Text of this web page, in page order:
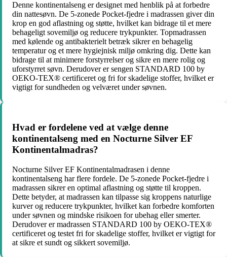
Denne kontinentalseng er designet med henblik på at forbedre
din nattesøvn. De 5-zonede Pocket-fjedre i madrassen giver din
krop en god aflastning og støtte, hvilket kan bidrage til et mere
behageligt sovemiljø og reducere trykpunkter. Topmadrassen
med kølende og antibakterielt betræk sikrer en behagelig
temperatur og et mere hygiejnisk miljø omkring dig. Dette kan
bidrage til at minimere forstyrrelser og sikre en mere rolig og
uforstyrret søvn. Derudover er sengen STANDARD 100 by
OEKO-TEX® certificeret og fri for skadelige stoffer, hvilket er
vigtigt for sundheden og velværet under søvnen.
Hvad er fordelene ved at vælge denne
kontinentalseng med en Nocturne Silver EF
Kontinentalmadras?
Nocturne Silver EF Kontinentalmadrasen i denne
kontinentalseng har flere fordele. De 5-zonede Pocket-fjedre i
madrassen sikrer en optimal aflastning og støtte til kroppen.
Dette betyder, at madrassen kan tilpasse sig kroppens naturlige
kurver og reducere trykpunkter, hvilket kan forbedre komforten
under søvnen og mindske risikoen for ubehag eller smerter.
Derudover er madrassen STANDARD 100 by OEKO-TEX®
certificeret og testet fri for skadelige stoffer, hvilket er vigtigt for
at sikre et sundt og sikkert sovemiljø.